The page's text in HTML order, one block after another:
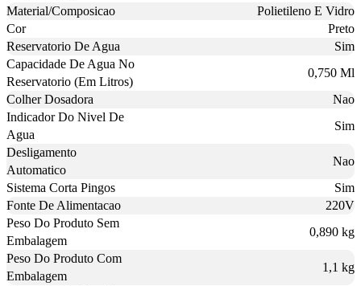
Material/Composicao
Polietileno E Vidro
Cor
Preto
Reservatorio De Agua
Sim
Capacidade De Agua No
Reservatorio (Em Litros)
0,750 Ml
Colher Dosadora
Nao
Indicador Do Nivel De
Agua
Sim
Desligamento
Automatico
Nao
Sistema Corta Pingos
Sim
Fonte De Alimentacao
220V
Peso Do Produto Sem
Embalagem
0,890 kg
Peso Do Produto Com
Embalagem
1,1 kg